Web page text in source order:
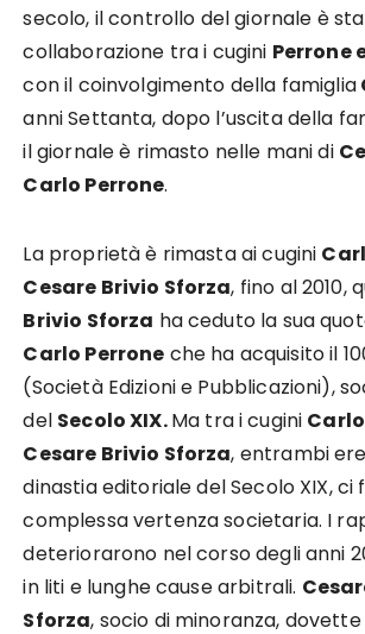
secolo, il controllo del giornale è
collaborazione tra i cugini Perrone
con il coinvolgimento della famiglia
anni Settanta, dopo l’uscita della
il giornale è rimasto nelle mani di
Carlo Perrone.
La proprietà è rimasta ai cugini
Cesare Brivio Sforza, fino al 2010,
Brivio Sforza ha ceduto la sua
Carlo Perrone che ha acquisito il
(Società Edizioni e Pubblicazioni),
del Secolo XIX.Ma tra i cugini
Cesare Brivio Sforza, entrambi
dinastia editoriale del Secolo XIX, ci
complessa vertenza societaria. I
deteriorarono nel corso degli anni
in liti e lunghe cause arbitrali.
Sforza, socio di minoranza,